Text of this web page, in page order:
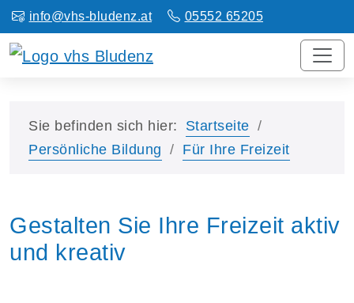
info@vhs-bludenz.at 05552 65205
Sie befinden sich hier:
Startseite
Persönliche Bildung
Für Ihre Freizeit
Gestalten Sie Ihre Freizeit aktiv
und kreativ